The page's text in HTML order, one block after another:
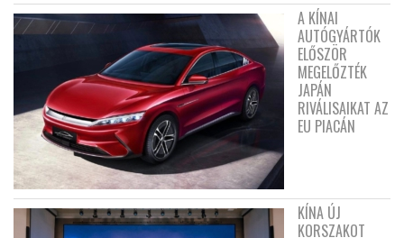
A KÍNAI
AUTÓGYÁRTÓK
ELŐSZÖR
MEGELŐZTÉK
JAPÁN
RIVÁLISAIKAT AZ
EU PIACÁN
KÍNA ÚJ
KORSZAKOT